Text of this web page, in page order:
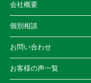
会社概要
個別相談
お問い合わせ
お客様の声一覧